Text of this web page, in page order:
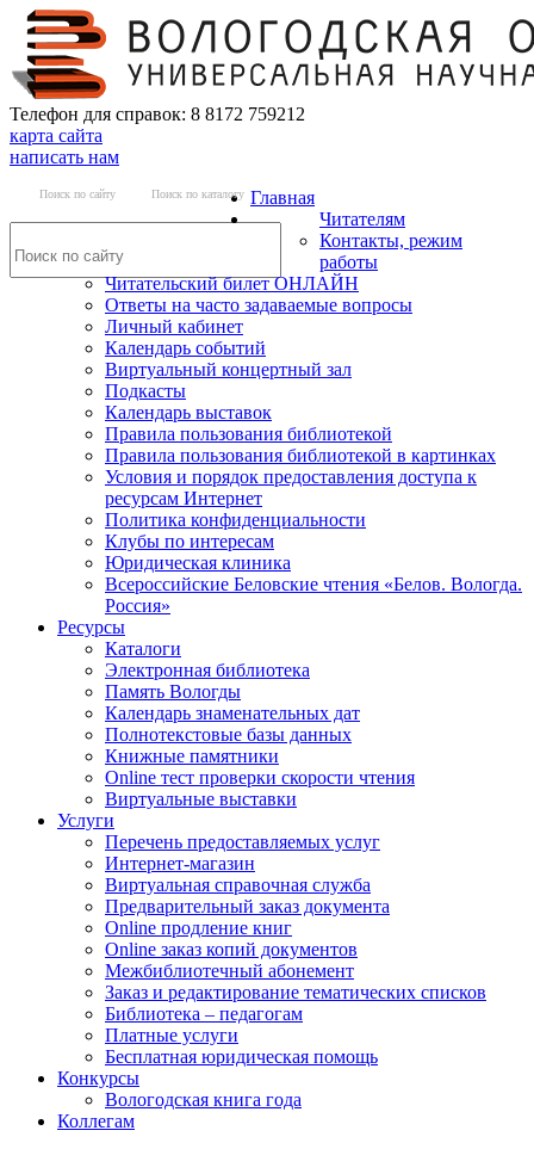
Телефон для справок: 8 8172 759212
карта сайта
написать нам
Поиск по сайту Поиск по каталогу Главная
Читателям
Контакты, режим
работы
Читательский билет ОНЛАЙН
Ответы на часто задаваемые вопросы
Личный кабинет
Календарь событий
Виртуальный концертный зал
Подкасты
Календарь выставок
Правила пользования библиотекой
Правила пользования библиотекой в картинках
Условия и порядок предоставления доступа к
ресурсам Интернет
Политика конфиденциальности
Клубы по интересам
Юридическая клиника
Всероссийские Беловские чтения «Белов. Вологда.
Россия»
Ресурсы
Каталоги
Электронная библиотека
Память Вологды
Календарь знаменательных дат
Полнотекстовые базы данных
Книжные памятники
Online тест проверки скорости чтения
Виртуальные выставки
Услуги
Перечень предоставляемых услуг
Интернет-магазин
Виртуальная справочная служба
Предварительный заказ документа
Online продление книг
Online заказ копий документов
Межбиблиотечный абонемент
Заказ и редактирование тематических списков
Библиотека – педагогам
Платные услуги
Бесплатная юридическая помощь
Конкурсы
Вологодская книга года
Коллегам